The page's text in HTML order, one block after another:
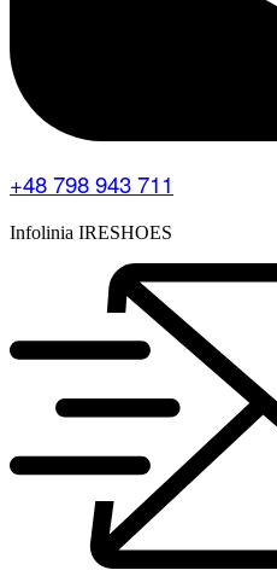
+48 798 943 711
Infolinia IRESHOES